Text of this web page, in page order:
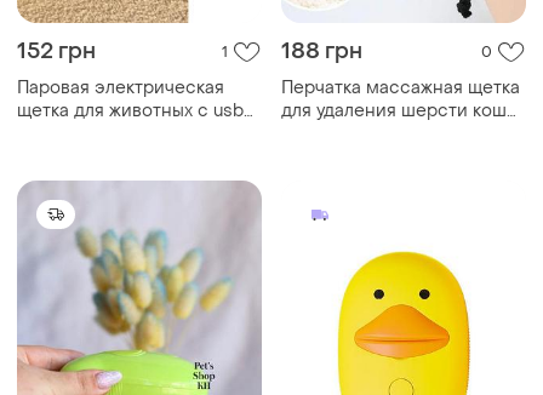
152 грн 1
Паровая электрическая
щетка для животных с usb
против линьки и колтунов
188 грн 0
Перчатка массажная щетка
для удаления шерсти кошек